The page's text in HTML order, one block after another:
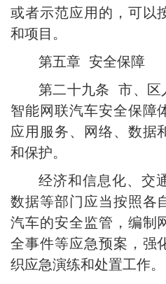
或者示范应用的，可以
和项目。
第五章 安全保障
第二十九条 市、区
智能网联汽车安全保障
应用服务、网络、数据
和保护。
经济和信息化、交
数据等部门应当按照各
汽车的安全监管，编制
全事件等应急预案，强
织应急演练和处置工作。